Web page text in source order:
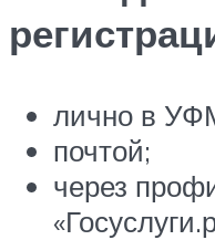
лично в
почтой;
через